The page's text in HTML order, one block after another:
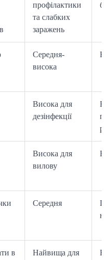
профілактики
та слабких
заражень
Середня-
висока
Висока для
дезінфекції
Висока для
вилову
Середня
в
Найвища для